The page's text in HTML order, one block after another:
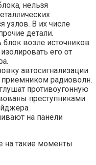
нельзя
узлов. В их числе
детали.
возле источников
его от
автосигнализации
радиоволн.
противоугонную
преступниками
на панели
на такие моменты